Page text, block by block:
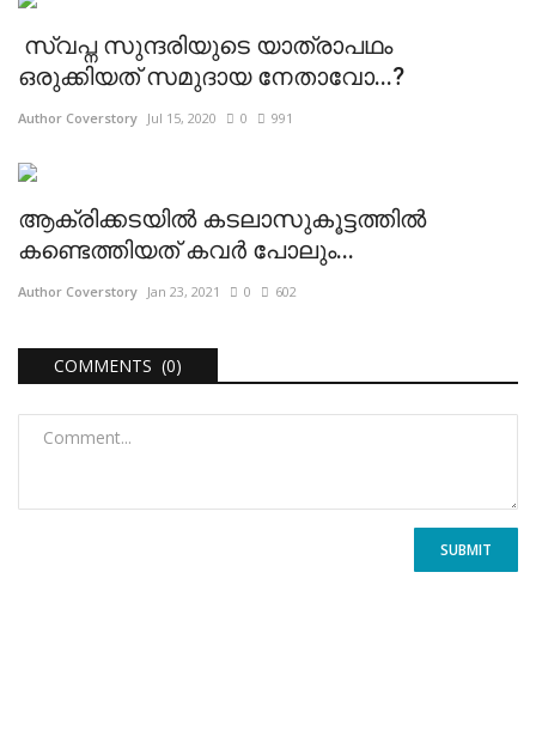
സ്വപ്ന സുന്ദരിയുടെ യാത്രാപഥം
ഒരുക്കിയത് സമുദായ നേതാവോ...?
Author Coverstory Jul 15, 2020 0 991
ആക്രിക്കടയില്‍ കടലാസുകൂട്ടത്തില്‍
കണ്ടെത്തിയത് കവര്‍ പോലും...
Author Coverstory Jan 23, 2021 0 602
COMMENTS (0)
SUBMIT